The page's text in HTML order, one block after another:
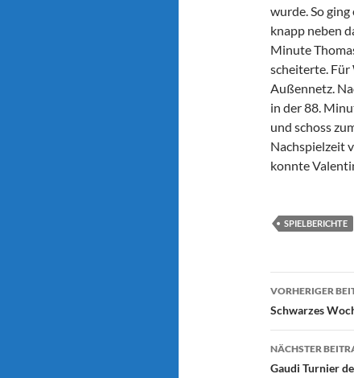
wurde. So
knapp neben
Minute
scheiterte. Für
Außennetz.
in der 88.
und schoss
Nachspielzeit
konnte
SPIELBERICHTE
VORHERIGER
Schwarzes
NÄCHSTER
Gaudi Turnier